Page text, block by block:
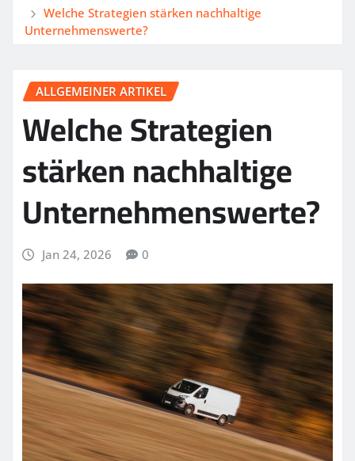
Welche Strategien stärken nachhaltige
Unternehmenswerte?
ALLGEMEINER ARTIKEL
Welche Strategien
stärken nachhaltige
Unternehmenswerte?
Jan 24, 2026 0